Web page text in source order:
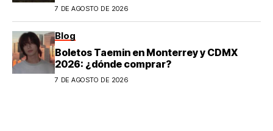
7 DE AGOSTO DE 2026
Blog
Boletos Taemin en Monterrey y CDMX
2026: ¿dónde comprar?
7 DE AGOSTO DE 2026